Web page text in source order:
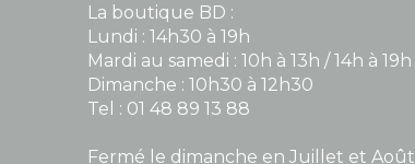
La boutique BD :
Lundi : 14h30 à 19h
Mardi au samedi : 10h à 13h / 14h à 19h
Dimanche : 10h30 à 12h30
Tel : 01 48 89 13 88
Fermé le dimanche en Juillet et Août